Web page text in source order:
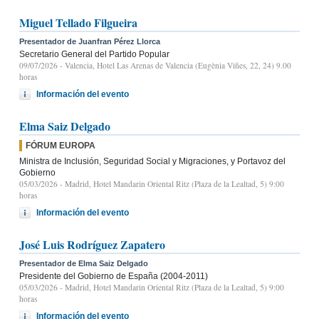
Miguel Tellado Filgueira
Presentador de Juanfran Pérez Llorca
Secretario General del Partido Popular
09/07/2026 - Valencia, Hotel Las Arenas de Valencia (Eugènia Viñes, 22, 24) 9.00
horas
Información del evento
Elma Saiz Delgado
FÓRUM EUROPA
Ministra de Inclusión, Seguridad Social y Migraciones, y Portavoz del
Gobierno
05/03/2026 - Madrid, Hotel Mandarin Oriental Ritz (Plaza de la Lealtad, 5) 9:00
horas
Información del evento
José Luis Rodríguez Zapatero
Presentador de Elma Saiz Delgado
Presidente del Gobierno de España (2004-2011)
05/03/2026 - Madrid, Hotel Mandarin Oriental Ritz (Plaza de la Lealtad, 5) 9:00
horas
Información del evento